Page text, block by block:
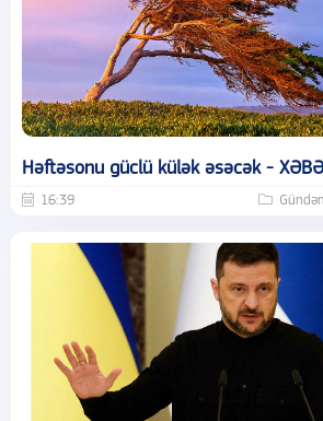
Həftəsonu güclü külək əsəcək -
16:39